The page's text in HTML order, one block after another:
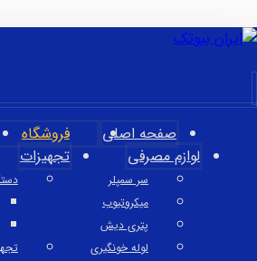
صفحه اصلی فروشگاه
لوازم مصرفی
سر سمپلر
میکروتیوب
پتری دیش
لوله خونگیری
تجهیزات